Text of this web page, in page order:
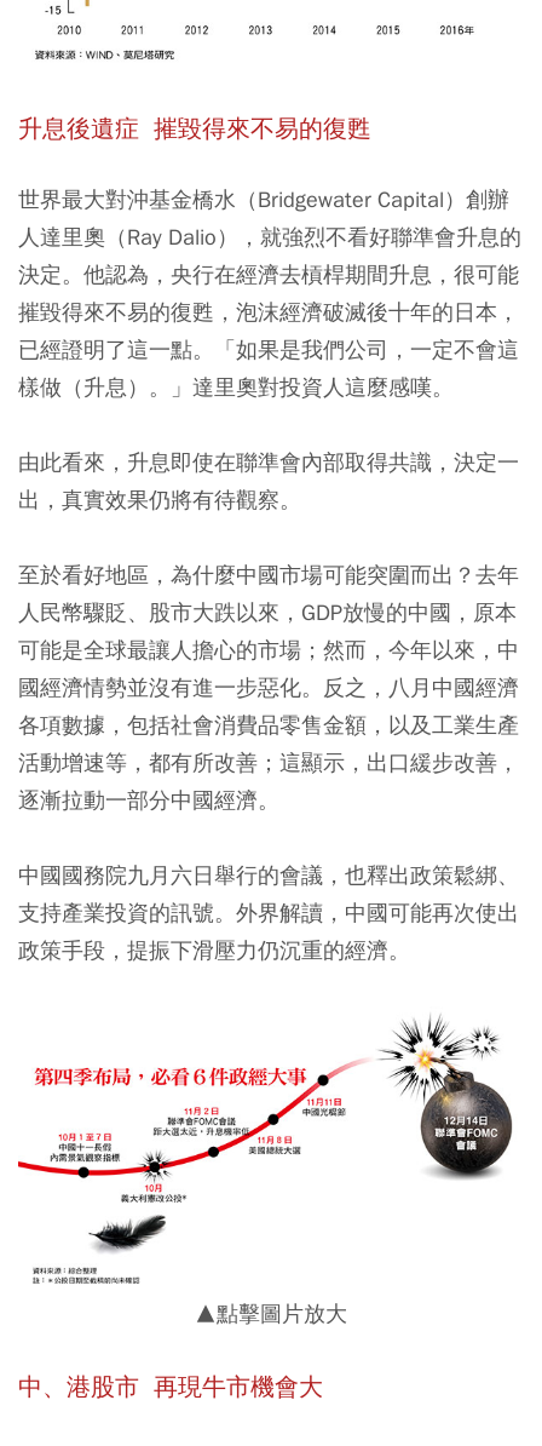
升息後遺症 摧毀得來不易的復甦
世界最大對沖基金橋水（Bridgewater Capital）創辦
人達里奧（Ray Dalio），就強烈不看好聯準會升息的
決定。他認為，央行在經濟去槓桿期間升息，很可能
摧毀得來不易的復甦，泡沫經濟破滅後十年的日本，
已經證明了這一點。「如果是我們公司，一定不會這
樣做（升息）。」達里奧對投資人這麼感嘆。
由此看來，升息即使在聯準會內部取得共識，決定一
出，真實效果仍將有待觀察。
至於看好地區，為什麼中國市場可能突圍而出？去年
人民幣驟貶、股市大跌以來，GDP放慢的中國，原本
可能是全球最讓人擔心的市場；然而，今年以來，中
國經濟情勢並沒有進一步惡化。反之，八月中國經濟
各項數據，包括社會消費品零售金額，以及工業生產
活動增速等，都有所改善；這顯示，出口緩步改善，
逐漸拉動一部分中國經濟。
中國國務院九月六日舉行的會議，也釋出政策鬆綁、
支持產業投資的訊號。外界解讀，中國可能再次使出
政策手段，提振下滑壓力仍沉重的經濟。
▲點擊圖片放大
中、港股市 再現牛市機會大